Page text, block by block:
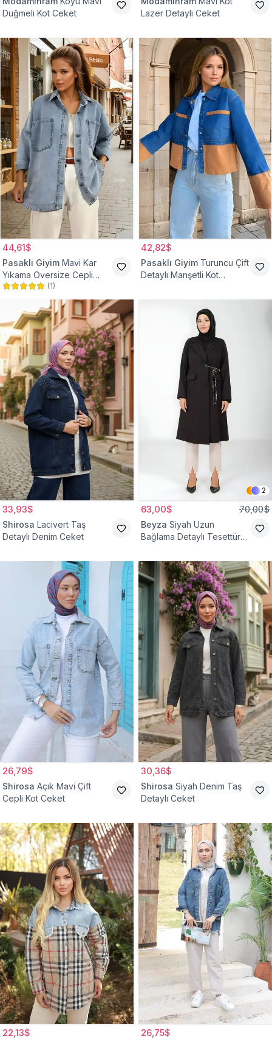
Düğmeli Kot Ceket
Lazer Detaylı Ceket
44,61$
Pasaklı Giyim Mavi Kar
Yıkama Oversize Cepli
Düğmeli Tesettür Gömlek
(1)
42,82$
Pasaklı Giyim Turuncu Çift
Detaylı Manşetli Kot
33,93$
Shirosa Lacivert Taş
Detaylı Denim Ceket
2
63,00$ 70,00$
Beyza Siyah Uzun
Bağlama Detaylı Tesettür
26,79$
Shirosa Açık Mavi Çift
Cepli Kot Ceket
30,36$
Shirosa Siyah Denim Taş
Detaylı Ceket
22,13$ 26,75$